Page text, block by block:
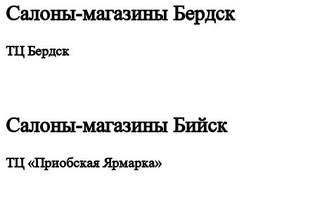
Салоны-магазины Бердск
ТЦ Бердск
Салоны-магазины Бийск
ТЦ «Приобская Ярмарка»